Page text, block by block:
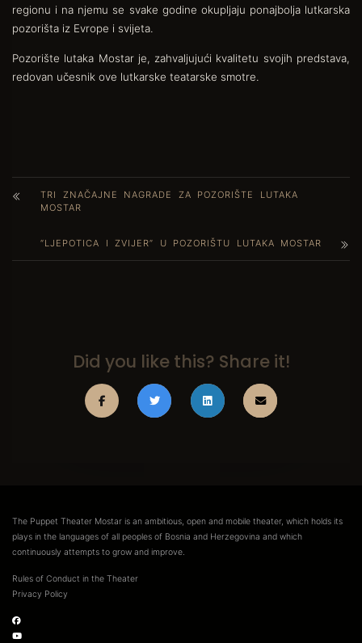
regionu i na njemu se svake godine okupljaju ponajbolja lutkarska
pozorišta iz Evrope i svijeta.
Pozorište lutaka Mostar je, zahvaljujući kvalitetu svojih predstava,
redovan učesnik ove lutkarske teatarske smotre.
TRI ZNAČAJNE NAGRADE ZA POZORIŠTE LUTAKA
MOSTAR
“LJEPOTICA I ZVIJER” U POZORIŠTU LUTAKA MOSTAR
Did you like this? Share it!
The Puppet Theater Mostar is an ambitious, open and mobile theater, which holds its
plays in the languages of all peoples of Bosnia and Herzegovina and which
continuously attempts to grow and improve.
Rules of Conduct in the Theater
Privacy Policy